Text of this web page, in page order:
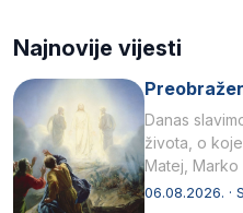
Najnovije vijesti
Danas
života, o
Matej,
drugoj…
06.08.2026. ·